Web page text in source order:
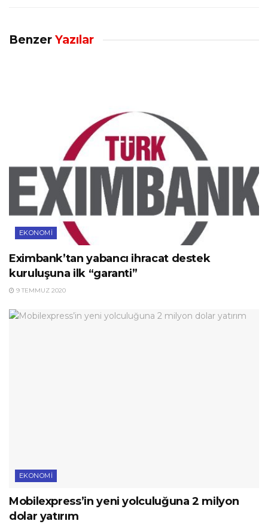
Benzer Yazılar
EKONOMI
Eximbank’tan yabancı ihracat destek
kuruluşuna ilk “garanti”
9 TEMMUZ 2020
EKONOMI
Mobilexpress’in yeni yolculuğuna 2 milyon
dolar yatırım